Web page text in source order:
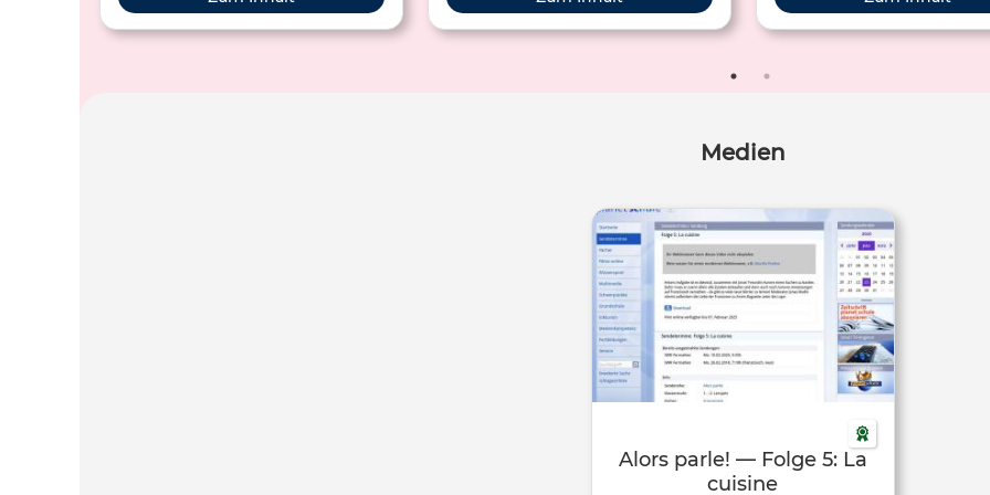
Medien
Alors parle! — Folge 5: La
cuisine